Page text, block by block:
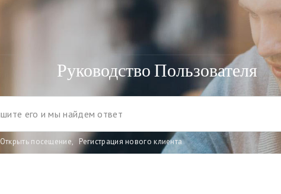
Руководство Пользователя
Открыть посещение, Регистрация нового клиента